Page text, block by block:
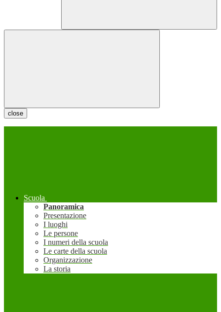
close
Scuola
Panoramica
Presentazione
I luoghi
Le persone
I numeri della scuola
Le carte della scuola
Organizzazione
La storia